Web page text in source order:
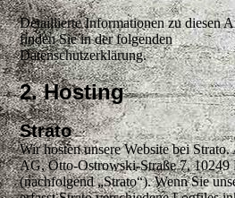
Detaillierte Informationen zu diesen
finden Sie in der folgenden
Datenschutzerklärung.
2. Hosting
Strato
Wir hosten unsere Website bei
AG, Otto-Ostrowski-Straße 7, 10249
(nachfolgend „Strato“). Wenn Sie